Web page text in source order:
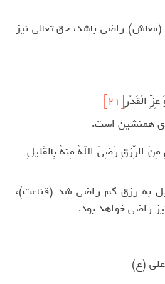
راضی باشد، حق تعالی نیز
الْقَدْرِ [21]
همنشین است.
الرِّزقِ رَضِىَ اللهُ مِنهُ بِالقَلیلِ
به رزق کم راضی شد (قناعت)،
راضی خواهد بود.
علی (ع)